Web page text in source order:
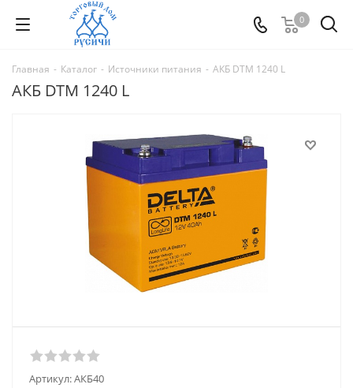
0
Главная - Каталог - Источники питания - АКБ DTM 1240 L
АКБ DTM 1240 L
Артикул:АКБ40